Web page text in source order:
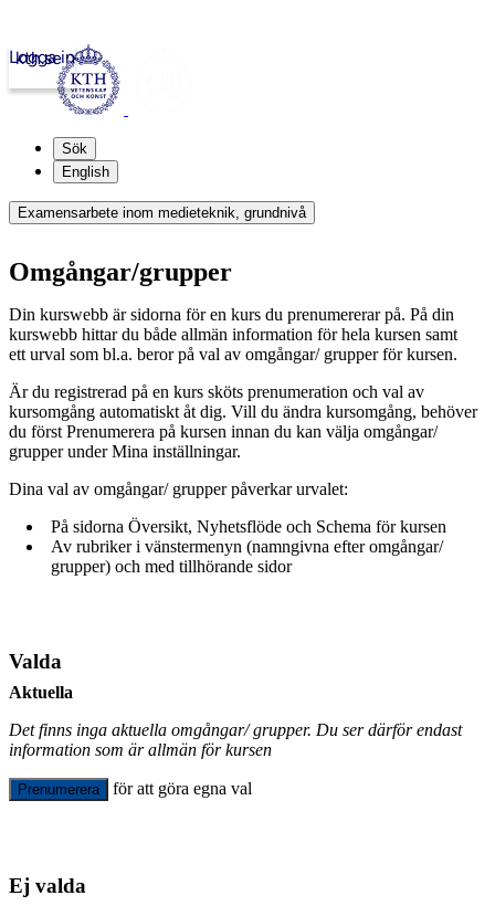
kth.se
Logga in
Sök
English
Examensarbete inom medieteknik, grundnivå
Omgångar/grupper
Din kurswebb är sidorna för en kurs du prenumererar på. På din
kurswebb hittar du både allmän information för hela kursen samt
ett urval som bl.a. beror på val av omgångar/ grupper för kursen.
Är du registrerad på en kurs sköts prenumeration och val av
kursomgång automatiskt åt dig. Vill du ändra kursomgång, behöver
du först Prenumerera på kursen innan du kan välja omgångar/
grupper under Mina inställningar.
Dina val av omgångar/ grupper påverkar urvalet:
På sidorna Översikt, Nyhetsflöde och Schema för kursen
Av rubriker i vänstermenyn (namngivna efter omgångar/
grupper) och med tillhörande sidor
Valda
Aktuella
Det finns inga aktuella omgångar/ grupper. Du ser därför endast
information som är allmän för kursen
Prenumerera för att göra egna val
Ej valda